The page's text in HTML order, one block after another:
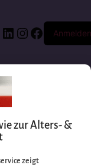
Anmelden
zur Alters- &
zeigt